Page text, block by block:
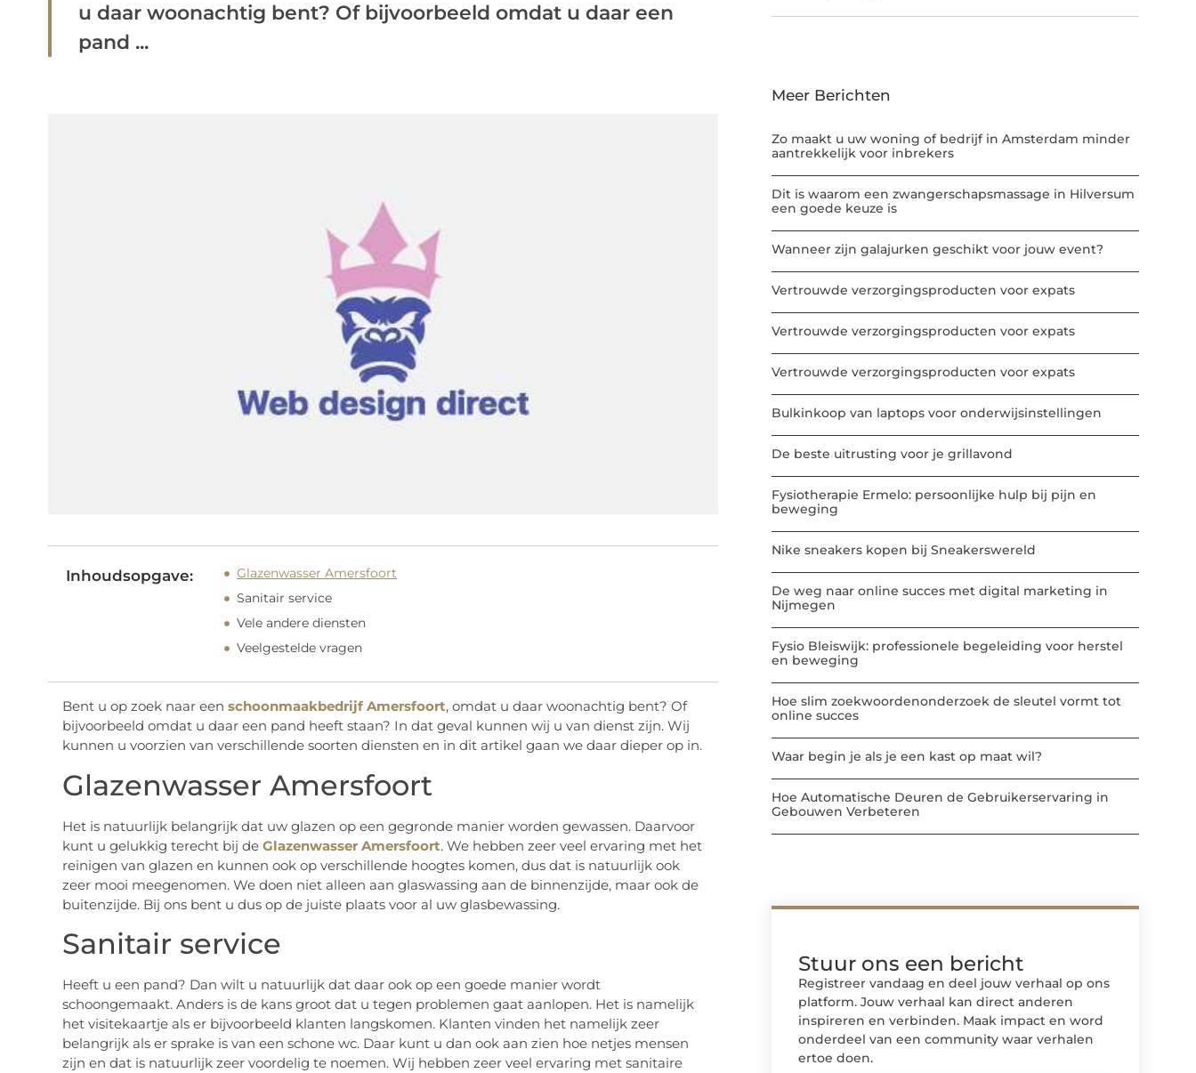
u daar woonachtig bent? Of bijvoorbeeld omdat u daar een
pand ...
Inhoudsopgave:
Glazenwasser Amersfoort
Sanitair service
Vele andere diensten
Veelgestelde vragen
Bent u op zoek naar een schoonmaakbedrijf Amersfoort, omdat u daar woonachtig bent? Of
bijvoorbeeld omdat u daar een pand heeft staan? In dat geval kunnen wij u van dienst zijn. Wij
kunnen u voorzien van verschillende soorten diensten en in dit artikel gaan we daar dieper op in.
Glazenwasser Amersfoort
Het is natuurlijk belangrijk dat uw glazen op een gegronde manier worden gewassen. Daarvoor
kunt u gelukkig terecht bij de Glazenwasser Amersfoort. We hebben zeer veel ervaring met het
reinigen van glazen en kunnen ook op verschillende hoogtes komen, dus dat is natuurlijk ook
zeer mooi meegenomen. We doen niet alleen aan glaswassing aan de binnenzijde, maar ook de
buitenzijde. Bij ons bent u dus op de juiste plaats voor al uw glasbewassing.
Sanitair service
Heeft u een pand? Dan wilt u natuurlijk dat daar ook op een goede manier wordt
schoongemaakt. Anders is de kans groot dat u tegen problemen gaat aanlopen. Het is namelijk
het visitekaartje als er bijvoorbeeld klanten langskomen. Klanten vinden het namelijk zeer
belangrijk als er sprake is van een schone wc. Daar kunt u dan ook aan zien hoe netjes mensen
zijn en dat is natuurlijk zeer voordelig te noemen. Wij hebben zeer veel ervaring met sanitaire
Meer Berichten
Zo maakt u uw woning of bedrijf in Amsterdam minder
aantrekkelijk voor inbrekers
Dit is waarom een zwangerschapsmassage in Hilversum
een goede keuze is
Wanneer zijn galajurken geschikt voor jouw event?
Vertrouwde verzorgingsproducten voor expats
Vertrouwde verzorgingsproducten voor expats
Vertrouwde verzorgingsproducten voor expats
Bulkinkoop van laptops voor onderwijsinstellingen
De beste uitrusting voor je grillavond
Fysiotherapie Ermelo: persoonlijke hulp bij pijn en
beweging
Nike sneakers kopen bij Sneakerswereld
De weg naar online succes met digital marketing in
Nijmegen
Fysio Bleiswijk: professionele begeleiding voor herstel
en beweging
Hoe slim zoekwoordenonderzoek de sleutel vormt tot
online succes
Waar begin je als je een kast op maat wil?
Hoe Automatische Deuren de Gebruikerservaring in
Gebouwen Verbeteren
Stuur ons een bericht
Registreer vandaag en deel jouw verhaal op ons
platform. Jouw verhaal kan direct anderen
inspireren en verbinden. Maak impact en word
onderdeel van een community waar verhalen
ertoe doen.